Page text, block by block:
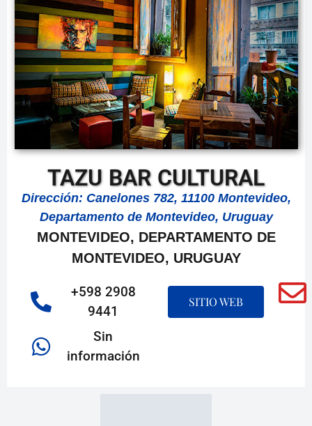
TAZU BAR CULTURAL
Dirección: Canelones 782, 11100 Montevideo,
Departamento de Montevideo, Uruguay
MONTEVIDEO, DEPARTAMENTO DE
MONTEVIDEO, URUGUAY
+598 2908
9441
Sin
información
SITIO WEB